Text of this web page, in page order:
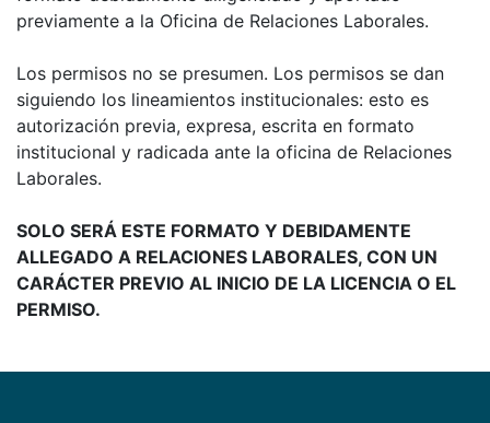
previamente a la Oficina de Relaciones Laborales.
Los permisos no se presumen. Los permisos se dan
siguiendo los lineamientos institucionales: esto es
autorización previa, expresa, escrita en formato
institucional y radicada ante la oficina de Relaciones
Laborales.
SOLO SERÁ ESTE FORMATO Y DEBIDAMENTE
ALLEGADO A RELACIONES LABORALES, CON UN
CARÁCTER PREVIO AL INICIO DE LA LICENCIA O EL
PERMISO.